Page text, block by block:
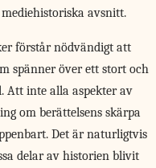
avsnitt.
förstår nödvändigt att
spänner över ett stort och
Att inte alla aspekter av
om berättelsens skärpa
Det är naturligtvis
delar av historien blivit